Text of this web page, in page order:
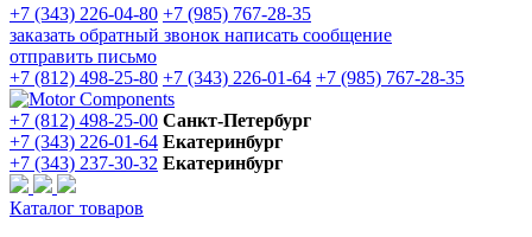
+7 (343) 226-04-80 +7 (985) 767-28-35
заказать обратный звонок написать сообщение
отправить письмо
+7 (812) 498-25-80 +7 (343) 226-01-64 +7 (985) 767-28-35
+7 (812) 498-25-00 Санкт-Петербург
+7 (343) 226-01-64 Екатеринбург
+7 (343) 237-30-32 Екатеринбург
Каталог товаров